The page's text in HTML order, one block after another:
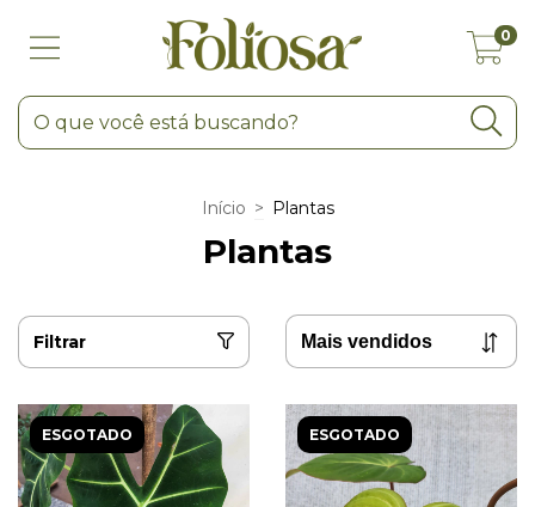
0
Início > Plantas
Plantas
Filtrar
ESGOTADO ESGOTADO